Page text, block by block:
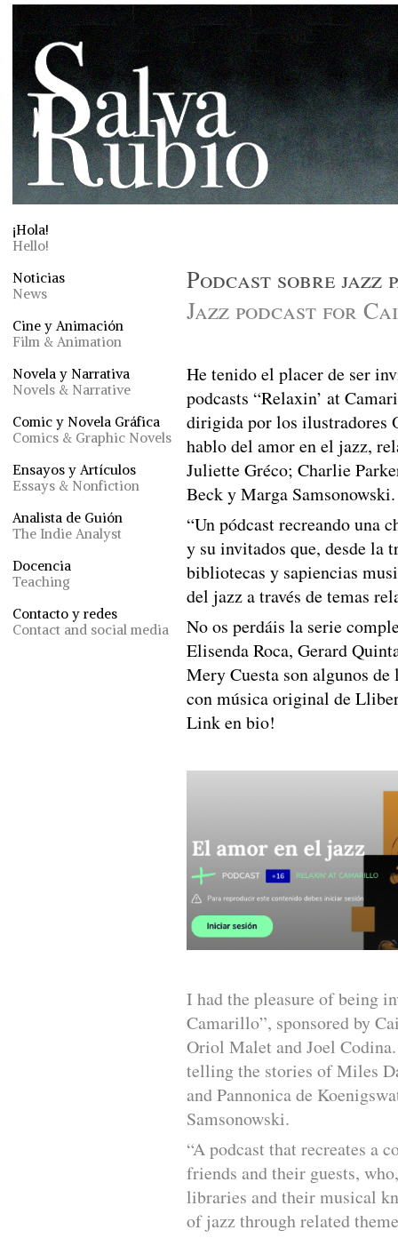
¡Hola!
Hello!
Noticias
News
Cine y Animación
Film & Animation
Novela y Narrativa
Novels & Narrative
Comic y Novela Gráfica
Comics & Graphic Novels
Ensayos y Artículos
Essays & Nonfiction
Analista de Guión
The Indie Analyst
Docencia
Teaching
Contacto y redes
Contact and social media
Podcast sobre jazz
Jazz podcast for
He tenido el placer de ser
podcasts “Relaxin’ at
dirigida por los ilustradores
hablo del amor en el jazz,
Juliette Gréco; Charlie
Beck y Marga Samsonowski.
“Un pódcast recreando una
y su invitados que, desde la
bibliotecas y sapiencias
del jazz a través de temas
No os perdáis la serie
Elisenda Roca, Gerard
Mery Cuesta son algunos
con música original de
Link en bio!
I had the pleasure of being
Camarillo”, sponsored by
Oriol Malet and Joel
telling the stories of Miles
and Pannonica de
Samsonowski.
“A podcast that recreates a
friends and their guests,
libraries and their musical
of jazz through related